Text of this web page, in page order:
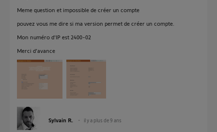
Meme question et impossible de créer un compte
pouvez vous me dire si ma version permet de créer un compte.
Mon numéro d'IP est 2400-02
Merci d'avance
Sylvain R. il y a plus de 9 ans